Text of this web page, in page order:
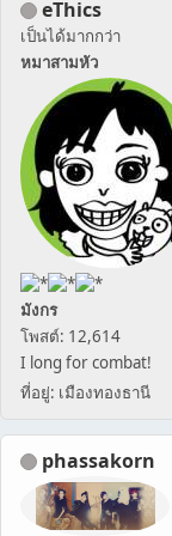
eThics
เป็นได้มากกว่า
หมาสามหัว
มังกร
โพสต์: 12,614
I long for combat!
ที่อยู่: เมืองทองธานี
phassakorn